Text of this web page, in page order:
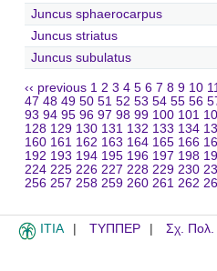
Juncus sphaerocarpus
Juncus striatus
Juncus subulatus
‹‹ previous 1 2 3 4 5 6 7 8 9 10
47 48 49 50 51 52 53 54 55 56
93 94 95 96 97 98 99 100 101
128 129 130 131 132 133 134
160 161 162 163 164 165 166
192 193 194 195 196 197 198
224 225 226 227 228 229 230
256 257 258 259 260 261 262
ITIA ΤΥΠΠΕΡ Σχ.